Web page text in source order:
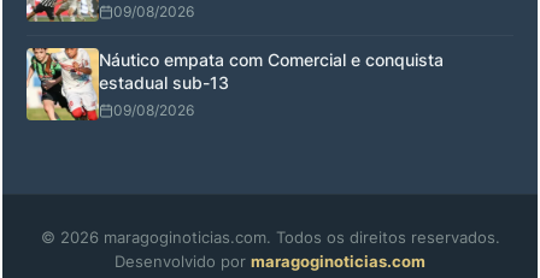
09/08/2026
Náutico empata com Comercial e conquista
estadual sub-13
09/08/2026
© 2026 maragoginoticias.com. Todos os direitos reservados.
Desenvolvido por maragoginoticias.com